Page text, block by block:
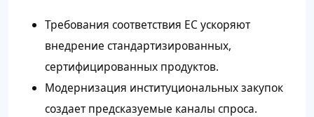
Требования соответствия ЕС ускоряют
внедрение стандартизированных,
сертифицированных продуктов.
Модернизация институциональных закупок
создает предсказуемые каналы спроса.